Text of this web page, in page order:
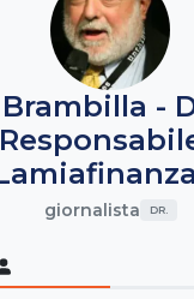
-
giornalista DR.